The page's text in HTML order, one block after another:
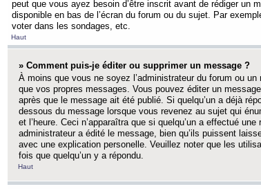
peut que vous ayez besoin d’être inscrit avant de rédiger un
disponible en bas de l’écran du forum ou du sujet. Par
voter dans les sondages, etc.
Haut
» Comment puis-je éditer ou supprimer un message ?
À moins que vous ne soyez l’administrateur du forum ou
que vos propres messages. Vous pouvez éditer un
après que le message ait été publié. Si quelqu’un a déjà
dessous du message lorsque vous revenez au sujet qui
et l’heure. Ceci n’apparaîtra que si quelqu’un a effectué
administrateur a édité le message, bien qu’ils puissent
avec une explication personelle. Veuillez noter que les
fois que quelqu’un y a répondu.
Haut